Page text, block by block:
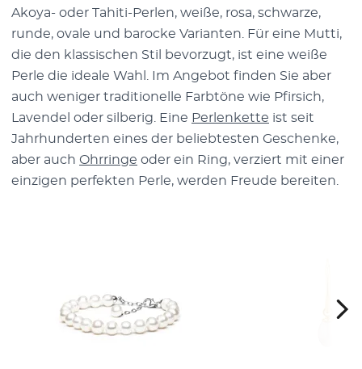
Akoya- oder Tahiti-Perlen, weiße, rosa, schwarze,
runde, ovale und barocke Varianten. Für eine Mutti,
die den klassischen Stil bevorzugt, ist eine weiße
Perle die ideale Wahl. Im Angebot finden Sie aber
auch weniger traditionelle Farbtöne wie Pfirsich,
Lavendel oder silberig. Eine Perlenkette ist seit
Jahrhunderten eines der beliebtesten Geschenke,
aber auch Ohrringe oder ein Ring, verziert mit einer
einzigen perfekten Perle, werden Freude bereiten.